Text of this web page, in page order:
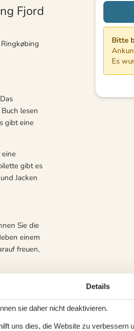
Fjord
lesen
gibt eine
gibt es
Jacken
Sie die
einem
freuen,
Entlang
dem Sie an
der
Bitte
Es
Details
sie daher nicht deaktivieren.
uns dies, die Website zu verbessern